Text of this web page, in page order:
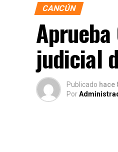
CANCÚN
judicial
Publicado hace
Por